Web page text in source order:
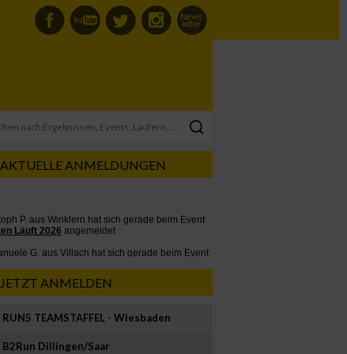
AKTUELLE ANMELDUNGEN
JETZT ANMELDEN
RUN5 TEAMSTAFFEL - Wiesbaden
B2Run Dillingen/Saar